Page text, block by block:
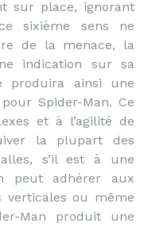
sur place, ignorant
sixième sens ne
de la menace, la
indication sur sa
produira ainsi une
Spider-Man. Ce
et à l’agilité de
la plupart des
s’il est à une
peut adhérer aux
verticales ou même
Man produit une